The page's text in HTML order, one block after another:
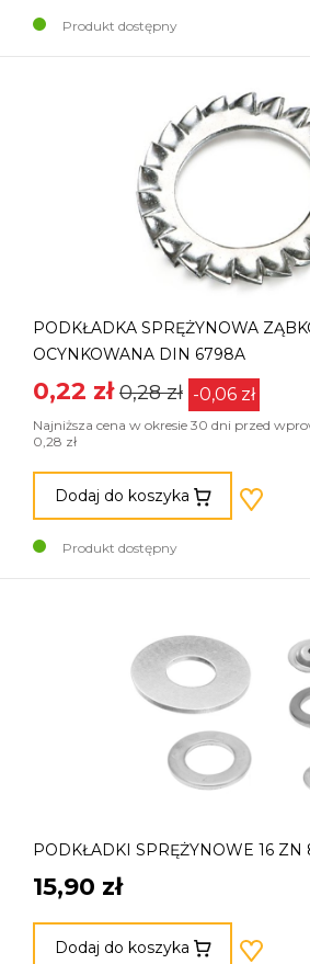
Produkt dostępny
PODKŁADKA SPRĘŻYNOWA
OCYNKOWANA DIN 6798A
0,22 zł 0,28 zł -0,06 zł
Najniższa cena w okresie 30 dni przed
0,28 zł
Dodaj do koszyka
Produkt dostępny
PODKŁADKI SPRĘŻYNOWE 16
15,90 zł
Dodaj do koszyka